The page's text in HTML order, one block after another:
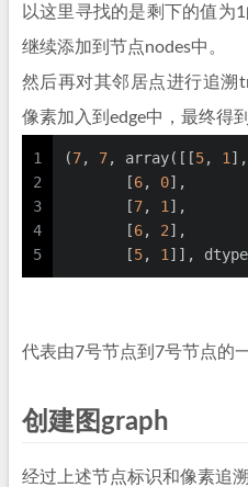
以这里寻找的是剩下的值为
继续添加到节点nodes中。
然后再对其邻居点进行追溯
像素加入到edge中，最终得
1
2
3
4
5
(7, 7, array([[5, 1 ],
       [
6, 0],
       [
7, 1 ],
       [
6, 2],
       [
5, 1 ]],
代表由7号节点到7号节点的
创建图graph
经过上述节点标识和像素追